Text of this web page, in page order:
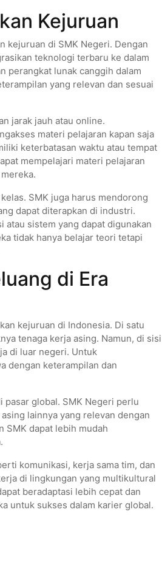
Kejuruan
kejuruan di SMK Negeri. Dengan
teknologi terbaru ke dalam
perangkat lunak canggih dalam
yang relevan dan sesuai
jarak jauh atau online.
materi pelajaran kapan saja
keterbatasan waktu atau tempat
mempelajari materi pelajaran
SMK juga harus mendorong
dapat diterapkan di industri.
atau sistem yang dapat digunakan
tidak hanya belajar teori tetapi
di Era
kejuruan di Indonesia. Di satu
tenaga kerja asing. Namun, di sisi
di luar negeri. Untuk
dengan keterampilan dan
pasar global. SMK Negeri perlu
lainnya yang relevan dengan
SMK dapat lebih mudah
komunikasi, kerja sama tim, dan
di lingkungan yang multikultural
beradaptasi lebih cepat dan
untuk sukses dalam karier global.